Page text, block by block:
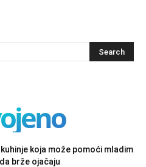
koja može pomoći mladim
brže ojačaju